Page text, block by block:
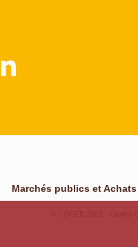
Marchés publics et Achats